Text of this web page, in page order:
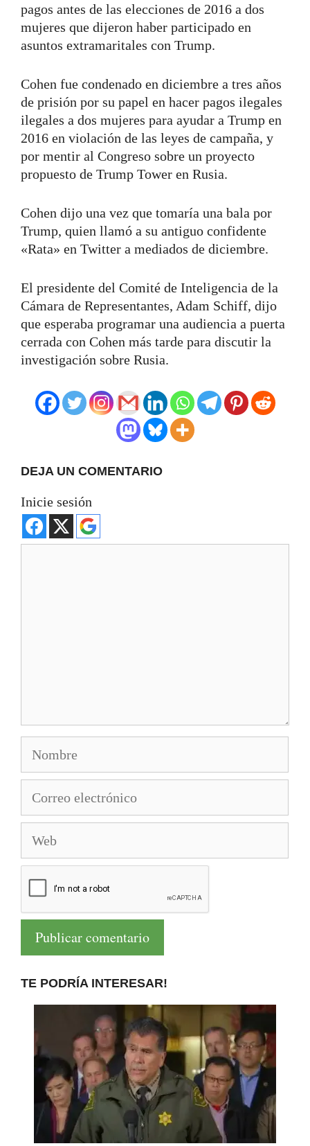
pagos antes de las elecciones de 2016 a dos
mujeres que dijeron haber participado en
asuntos extramaritales con Trump.
Cohen fue condenado en diciembre a tres años
de prisión por su papel en hacer pagos ilegales
ilegales a dos mujeres para ayudar a Trump en
2016 en violación de las leyes de campaña, y
por mentir al Congreso sobre un proyecto
propuesto de Trump Tower en Rusia.
Cohen dijo una vez que tomaría una bala por
Trump, quien llamó a su antiguo confidente
«Rata» en Twitter a mediados de diciembre.
El presidente del Comité de Inteligencia de la
Cámara de Representantes, Adam Schiff, dijo
que esperaba programar una audiencia a puerta
cerrada con Cohen más tarde para discutir la
investigación sobre Rusia.
DEJA UN COMENTARIO
Inicie sesión
electrónico
TE PODRÍA INTERESAR!